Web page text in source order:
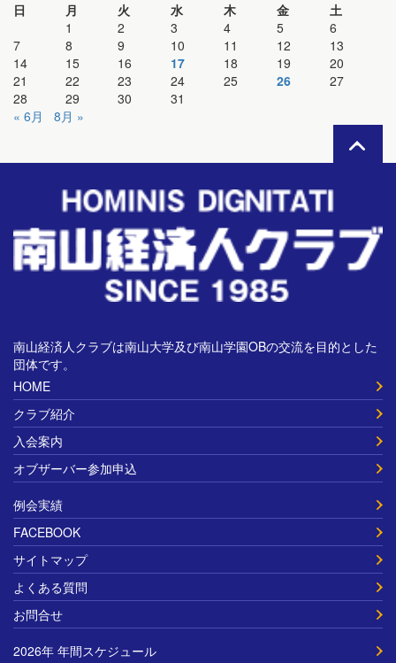
日
月 火 水 木 金
土
1
2 3 4 5
6
7
8 9 10 11 12
13
14
15 16 17 18 19
20
21
22 23 24 25 26
27
28
29 30
31
« 6月
8月 »
南山経済人クラブは南山大学及び南山学園OBの交流を目的とした
団体です。
HOME
クラブ紹介
入会案内
オブザーバー参加申込
例会実績
FACEBOOK
サイトマップ
よくある質問
お問合せ
2026年 年間スケジュール